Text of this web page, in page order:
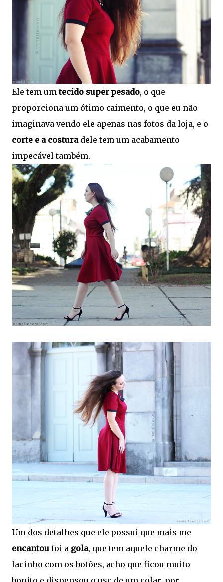
Ele tem umtecido super pesado, o que
proporciona um ótimo caimento, o que eu não
imaginava vendo ele apenas nas fotos da loja, e o
corte e a costuradele tem um acabamento
impecável também.
Um dos detalhes que ele possui que mais me
encantou foi a gola, que tem aquele charme do
lacinho com os botões, acho que ficou muito